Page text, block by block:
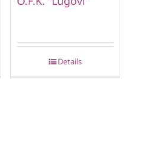
Details